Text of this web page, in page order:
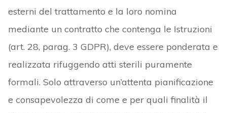
esterni del trattamento e la loro nomina
mediante un contratto che contenga le Istruzioni
(art. 28, parag. 3 GDPR), deve essere ponderata e
realizzata rifuggendo atti sterili puramente
formali. Solo attraverso un’attenta pianificazione
e consapevolezza di come e per quali finalità il